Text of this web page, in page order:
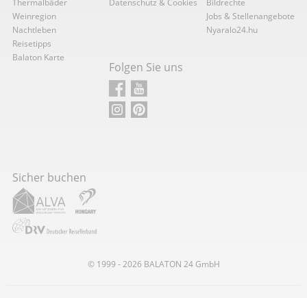
Weinregion
Nachtleben
Reisetipps
Balaton Karte
Jobs & Stellenangebote
Nyaralo24.hu
Folgen Sie uns
Sicher buchen
© 1999 - 2026 BALATON 24 GmbH